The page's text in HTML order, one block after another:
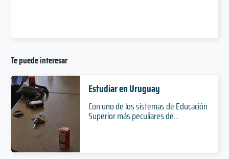
Te puede interesar
Estudiar en Uruguay
Con uno de los sistemas de Educación
Superior más peculiares de...